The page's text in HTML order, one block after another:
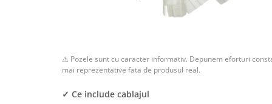
Rame adaptoare Isuzu
Rame adaptoare Subaru
⚠ Pozele sunt cu caracter informativ. Depunem eforturi
mai reprezentative fata de produsul real.
✓ Ce include cablajul